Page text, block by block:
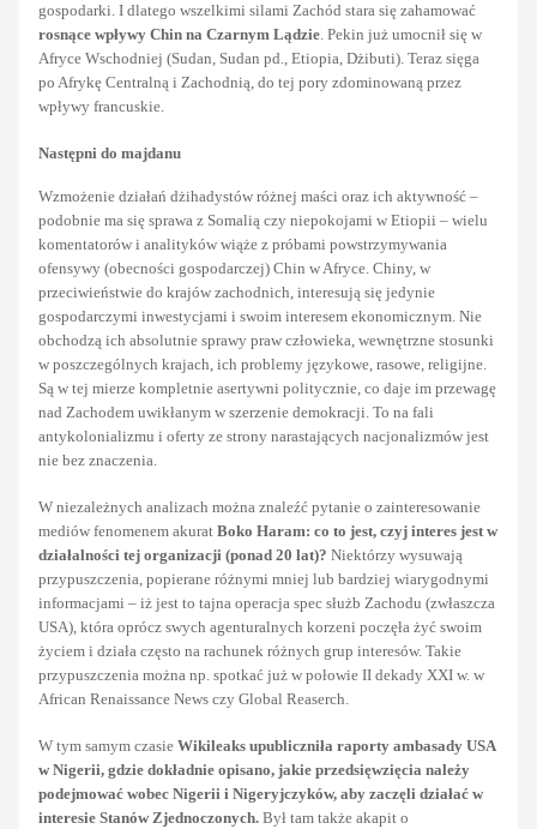
gospodarki. I dlatego wszelkimi silami Zachód stara się zahamować
rosnące wpływy Chin na Czarnym Lądzie. Pekin już umocnił się w
Afryce Wschodniej (Sudan, Sudan pd., Etiopia, Dżibuti). Teraz sięga
po Afrykę Centralną i Zachodnią, do tej pory zdominowaną przez
wpływy francuskie.
Następni do majdanu
Wzmożenie działań dżihadystów różnej maści oraz ich aktywność –
podobnie ma się sprawa z Somalią czy niepokojami w Etiopii – wielu
komentatorów i analityków wiąże z próbami powstrzymywania
ofensywy (obecności gospodarczej) Chin w Afryce. Chiny, w
przeciwieństwie do krajów zachodnich, interesują się jedynie
gospodarczymi inwestycjami i swoim interesem ekonomicznym. Nie
obchodzą ich absolutnie sprawy praw człowieka, wewnętrzne stosunki
w poszczególnych krajach, ich problemy językowe, rasowe, religijne.
Są w tej mierze kompletnie asertywni politycznie, co daje im przewagę
nad Zachodem uwikłanym w szerzenie demokracji. To na fali
antykolonializmu i oferty ze strony narastających nacjonalizmów jest
nie bez znaczenia.
W niezależnych analizach można znaleźć pytanie o zainteresowanie
mediów fenomenem akurat Boko Haram: co to jest, czyj interes jest w
działalności tej organizacji (ponad 20 lat)? Niektórzy wysuwają
przypuszczenia, popierane różnymi mniej lub bardziej wiarygodnymi
informacjami – iż jest to tajna operacja spec służb Zachodu (zwłaszcza
USA), która oprócz swych agenturalnych korzeni poczęła żyć swoim
życiem i działa często na rachunek różnych grup interesów. Takie
przypuszczenia można np. spotkać już w połowie II dekady XXI w. w
African Renaissance News czy Global Reaserch.
W tym samym czasie Wikileaks upubliczniła raporty ambasady USA
w Nigerii, gdzie dokładnie opisano, jakie przedsięwzięcia należy
podejmować wobec Nigerii i Nigeryjczyków, aby zaczęli działać w
interesie Stanów Zjednoczonych. Był tam także akapit o